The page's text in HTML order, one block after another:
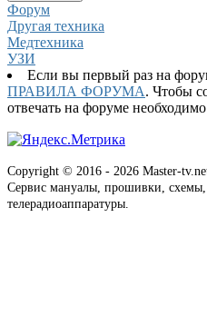
Форум
Другая техника
Медтехника
УЗИ
Если вы первый раз на
ПРАВИЛА ФОРУМА. Чтобы
отвечать на форуме необходимо
Copyright © 2016 - 2026 Master-
Сервис мануалы, прошивки,
телерадиоаппаратуры.